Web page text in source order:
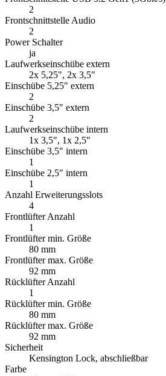
2
Frontschnittstelle Audio
2
Power Schalter
ja
Laufwerkseinschübe extern
2x 5,25", 2x 3,5"
Einschübe 5,25" extern
2
Einschübe 3,5" extern
2
Laufwerkseinschübe intern
1x 3,5", 1x 2,5"
Einschübe 3,5" intern
1
Einschübe 2,5" intern
1
Anzahl Erweiterungsslots
4
Frontlüfter Anzahl
1
Frontlüfter min. Größe
80 mm
Frontlüfter max. Größe
92 mm
Rücklüfter Anzahl
1
Rücklüfter min. Größe
80 mm
Rücklüfter max. Größe
92 mm
Sicherheit
Kensington Lock, abschließbar
Farbe